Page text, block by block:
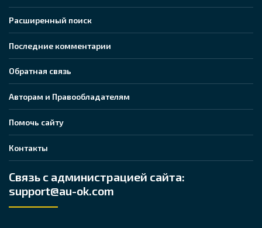
Расширенный поиск
Последние комментарии
Обратная связь
Авторам и Правообладателям
Помочь сайту
Контакты
Связь с администрацией сайта:
support@au-ok.com